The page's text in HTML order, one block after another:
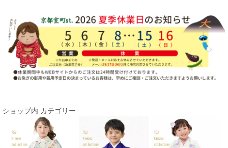
並び順
絞り込む
ショップ内 カテゴリー